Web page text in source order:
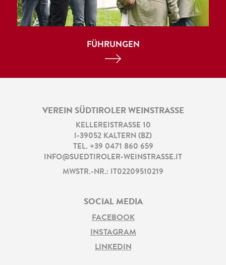
FÜHRUNGEN
VEREIN SÜDTIROLER WEINSTRASSE
KELLEREISTRASSE 10
I-39052 KALTERN (BZ)
TEL. +39 0471 860 659
INFO@SUEDTIROLER-WEINSTRASSE.IT
MWSTR.-NR.: IT02209510219
SOCIAL MEDIA
FACEBOOK
INSTAGRAM
LINKEDIN